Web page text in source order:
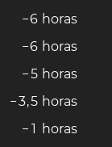
−6 horas
−6 horas
−5 horas
−3,5 horas
− 1 horas